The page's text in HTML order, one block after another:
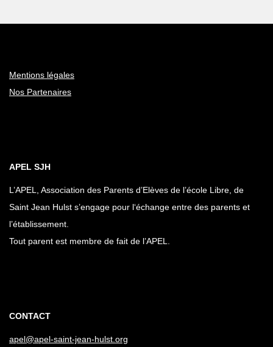
Mentions légales
Nos Partenaires
APEL SJH
L’APEL, Association des Parents d’Elèves de l’école Libre, de
Saint Jean Hulst s’engage pour l‘échange entre des parents et
l’établissement.
Tout parent est membre de fait de l’APEL.
CONTACT
apel@apel-saint-jean-hulst.org